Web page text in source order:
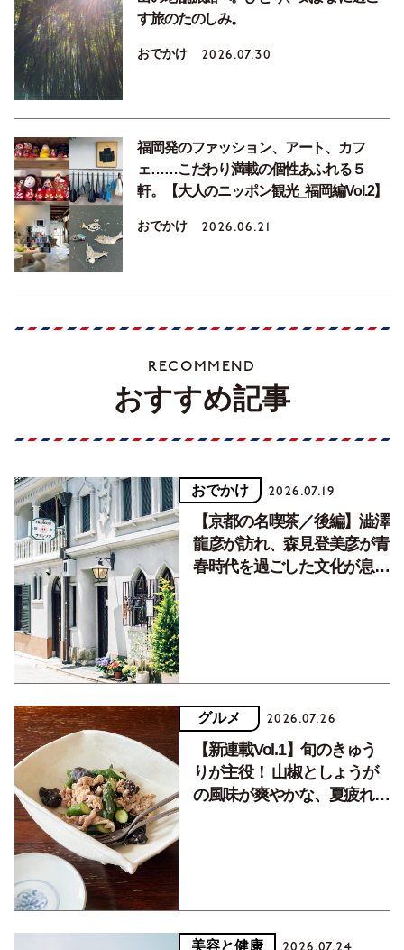
す旅のたのしみ。
おでかけ 2026.07.30
福岡発のファッション、アート、カフ
ェ……こだわり満載の個性あふれる５
軒。【大人のニッポン観光_福岡編Vol.2】
おでかけ 2026.06.21
RECOMMEND
おすすめ記事
おでかけ 2026.07.19
【京都の名喫茶／後編】澁澤
龍彦が訪れ、森見登美彦が青
春時代を過ごした文化が息づ
グルメ 2026.07.26
【新連載Vol.1】旬のきゅう
りが主役！ 山椒としょうが
の風味が爽やかな、夏疲れを
美容と健康 2026.07.24